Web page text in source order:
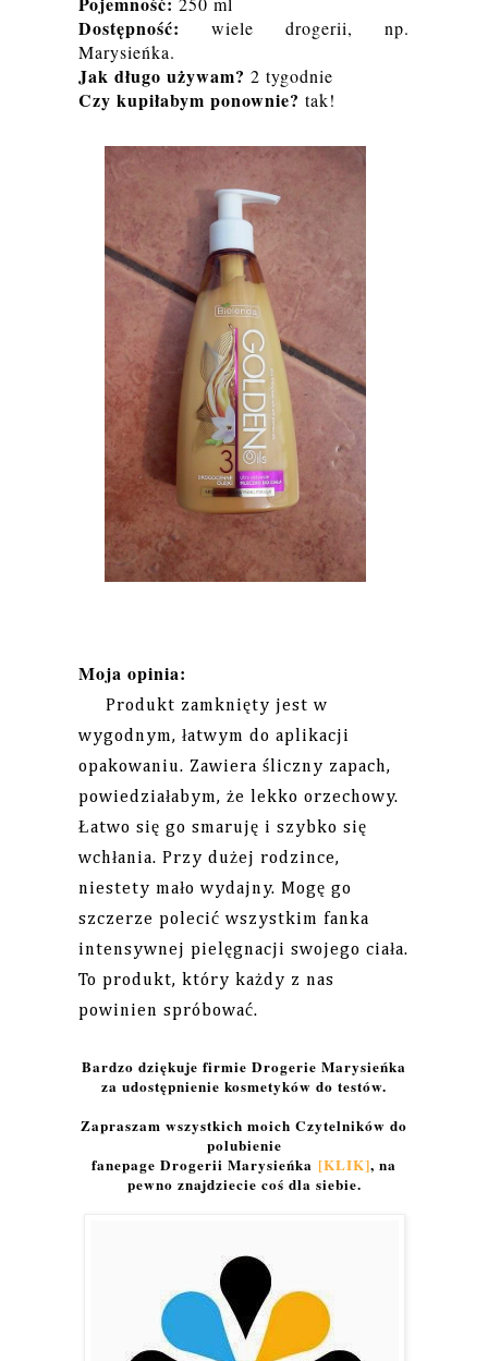
Dostępność:
wiele drogerii, np.
Marysieńka.
Jak długo używam?2 tygodnie
Czy kupiłabym ponownie? tak!
Moja opinia:
Produkt zamknięty jest w
wygodnym, łatwym do aplikacji
opakowaniu. Zawiera śliczny zapach,
powiedziałabym, że lekko orzechowy.
Łatwo się go smaruję i szybko się
wchłania. Przy dużej rodzince,
niestety mało wydajny. Mogę go
szczerze polecić wszystkim fanka
intensywnej pielęgnacji swojego ciała.
To produkt, który każdy z nas
powinien spróbować.
Bardzo dziękuje firmie Drogerie Marysieńka
za udostępnienie kosmetyków do testów.
Zapraszam wszystkich moich Czytelników do
polubienie
fanepage Drogerii Marysieńka [KLIK], na
pewno znajdziecie coś dla siebie.